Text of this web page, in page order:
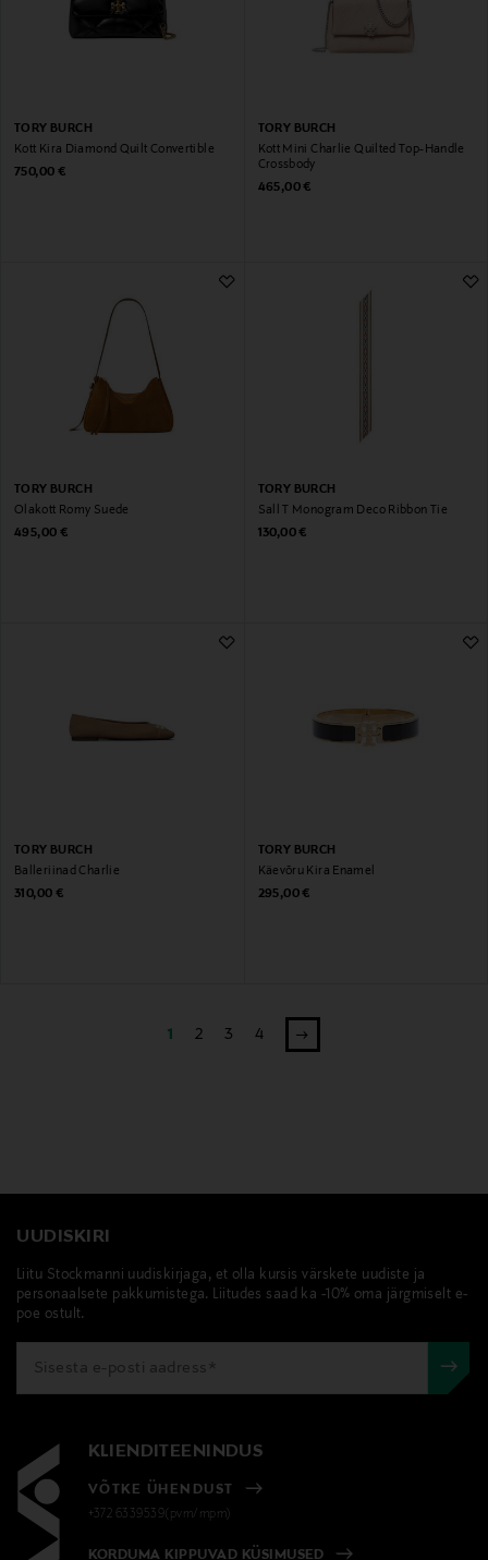
TORY BURCH
Kott Kira Diamond Quilt Convertible
Original Price
750,00 €
TORY BURCH
Kott Mini Charlie Quilted Top-Handle
Crossbody
Original Price
465,00 €
TORY BURCH
Õlakott Romy Suede
Original Price
495,00 €
TORY BURCH
Sall T Monogram Deco Ribbon Tie
Original Price
130,00 €
TORY BURCH
Balleriinad Charlie
Original Price
310,00 €
TORY BURCH
Käevõru Kira Enamel
Original Price
295,00 €
1 2 3 4
UUDISKIRI
Liitu Stockmanni uudiskirjaga, et olla kursis värskete uudiste ja
personaalsete pakkumistega. Liitudes saad ka -10% oma järgmiselt e-
poe ostult.
KLIENDITEENINDUS
VÕTKE ÜHENDUST
+372 6339539(pvm/mpm)
KORDUMA KIPPUVAD KÜSIMUSED